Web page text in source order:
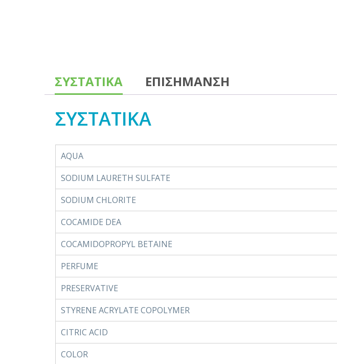
ΣΥΣΤΑΤΙΚΑ ΕΠΙΣΗΜΑΝΣΗ
ΣΥΣΤΑΤΙΚΑ
AQUA
SODIUM LAURETH SULFATE
SODIUM CHLORITE
COCAMIDE DEA
COCAMIDOPROPYL BETAINE
PERFUME
PRESERVATIVE
STYRENE ACRYLATE COPOLYMER
CITRIC ACID
COLOR